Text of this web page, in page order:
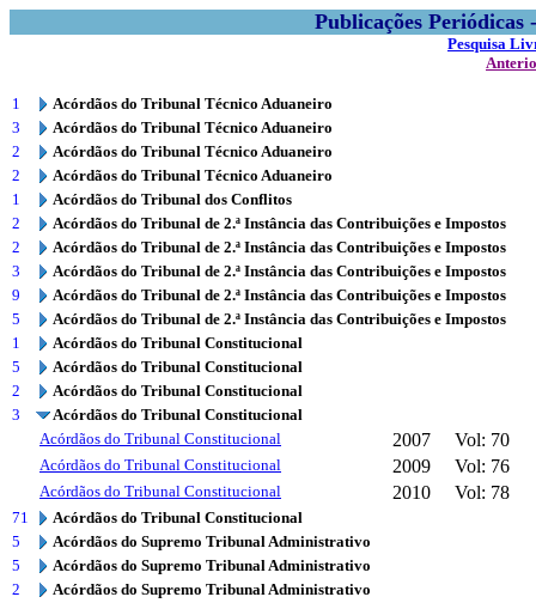
Publicações
Pesquisa
1
Acórdãos do Tribunal Técnico Aduaneiro
3
Acórdãos do Tribunal Técnico Aduaneiro
2
Acórdãos do Tribunal Técnico Aduaneiro
2
Acórdãos do Tribunal Técnico Aduaneiro
1
Acórdãos do Tribunal dos Conflitos
2
Acórdãos do Tribunal de 2.ª Instância das Contribuições e Impostos
2
Acórdãos do Tribunal de 2.ª Instância das Contribuições e Impostos
3
Acórdãos do Tribunal de 2.ª Instância das Contribuições e Impostos
9
Acórdãos do Tribunal de 2.ª Instância das Contribuições e Impostos
5
Acórdãos do Tribunal de 2.ª Instância das Contribuições e Impostos
1
Acórdãos do Tribunal Constitucional
5
Acórdãos do Tribunal Constitucional
2
Acórdãos do Tribunal Constitucional
3
Acórdãos do Tribunal Constitucional
Acórdãos do Tribunal Constitucional
2007 Vol: 70
Acórdãos do Tribunal Constitucional 2009 Vol: 76
Acórdãos do Tribunal Constitucional 2010 Vol: 78
71
Acórdãos do Tribunal Constitucional
5
Acórdãos do Supremo Tribunal Administrativo
5
Acórdãos do Supremo Tribunal Administrativo
2
Acórdãos do Supremo Tribunal Administrativo